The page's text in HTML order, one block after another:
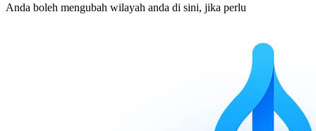
Anda boleh mengubah wilayah anda di sini, jika perlu